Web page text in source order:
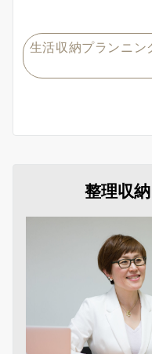
生活収納プランニン
整理収